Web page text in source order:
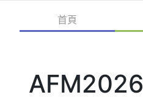
首頁
AFM2026